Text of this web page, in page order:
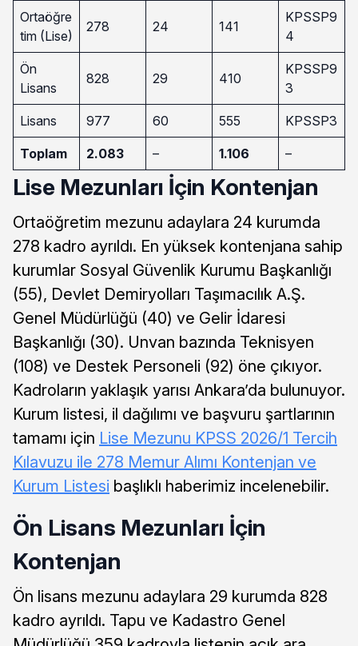
Ortaöğre
tim (Lise)
278 24 141
KPSSP9
4
Ön
Lisans
828 29 410
KPSSP9
3
Lisans 977 60 555 KPSSP3
Toplam 2.083 – 1.106 –
Lise Mezunları İçin Kontenjan
Ortaöğretim mezunu adaylara 24 kurumda
278 kadro ayrıldı. En yüksek kontenjana sahip
kurumlar Sosyal Güvenlik Kurumu Başkanlığı
(55), Devlet Demiryolları Taşımacılık A.Ş.
Genel Müdürlüğü (40) ve Gelir İdaresi
Başkanlığı (30). Unvan bazında Teknisyen
(108) ve Destek Personeli (92) öne çıkıyor.
Kadroların yaklaşık yarısı Ankara’da bulunuyor.
Kurum listesi, il dağılımı ve başvuru şartlarının
tamamı için Lise Mezunu KPSS 2026/1 Tercih
Kılavuzu ile 278 Memur Alımı Kontenjan ve
Kurum Listesi başlıklı haberimiz incelenebilir.
Ön Lisans Mezunları İçin
Kontenjan
Ön lisans mezunu adaylara 29 kurumda 828
kadro ayrıldı. Tapu ve Kadastro Genel